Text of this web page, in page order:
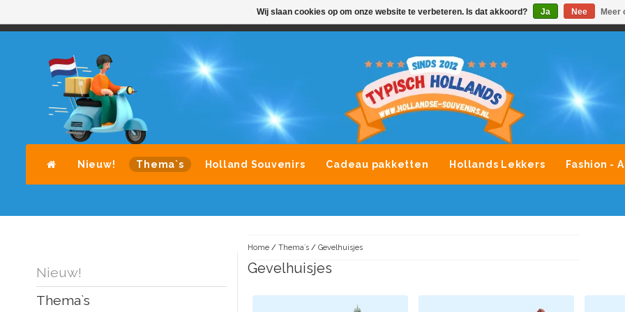
AVONDLEVERING MOGELIJK ALLE MERKEN SOUVENIRS
Nieuw! Thema`s Holland Souvenirs Cadeau pakketten Hollands Lekkers Fashion -
Nieuw!
Thema`s
Home/ Thema`s/ Gevelhuisjes
Gevelhuisjes
Wij slaan cookies op om onze website te verbeteren. Is dat akkoord? Ja Nee Meer